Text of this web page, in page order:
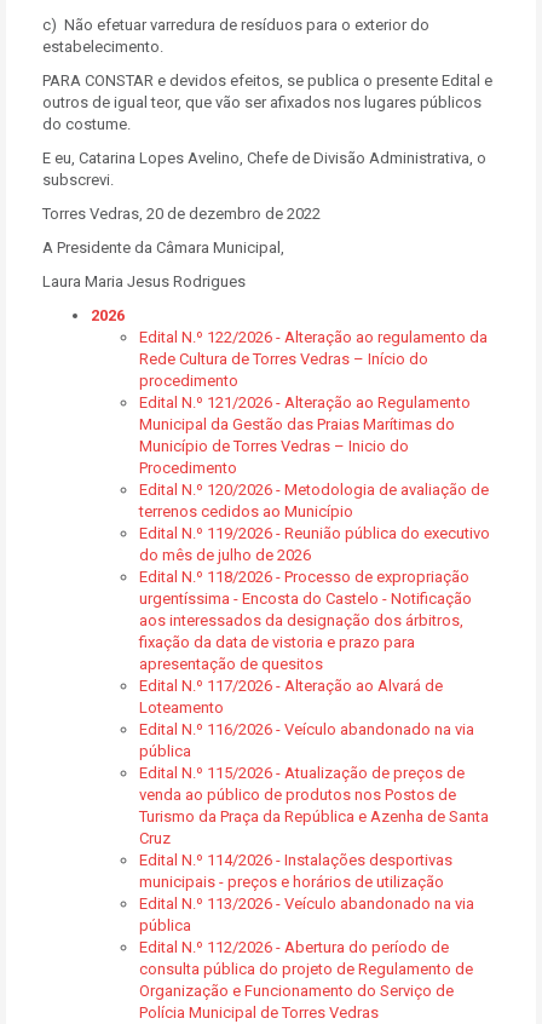
c) Não efetuar varredura de resíduos para o exterior do
estabelecimento.
PARA CONSTAR e devidos efeitos, se publica o presente Edital e
outros de igual teor, que vão ser afixados nos lugares públicos
do costume.
E eu, Catarina Lopes Avelino, Chefe de Divisão Administrativa, o
subscrevi.
Torres Vedras, 20 de dezembro de 2022
A Presidente da Câmara Municipal,
Laura Maria Jesus Rodrigues
2026
Edital N.º 122/2026 - Alteração ao regulamento da
Rede Cultura de Torres Vedras – Início do
procedimento
Edital N.º 121/2026 - Alteração ao Regulamento
Municipal da Gestão das Praias Marítimas do
Município de Torres Vedras – Inicio do
Procedimento
Edital N.º 120/2026 - Metodologia de avaliação de
terrenos cedidos ao Município
Edital N.º 119/2026 - Reunião pública do executivo
do mês de julho de 2026
Edital N.º 118/2026 - Processo de expropriação
urgentíssima - Encosta do Castelo - Notificação
aos interessados da designação dos árbitros,
fixação da data de vistoria e prazo para
apresentação de quesitos
Edital N.º 117/2026 - Alteração ao Alvará de
Loteamento
Edital N.º 116/2026 - Veículo abandonado na via
pública
Edital N.º 115/2026 - Atualização de preços de
venda ao público de produtos nos Postos de
Turismo da Praça da República e Azenha de Santa
Cruz
Edital N.º 114/2026 - Instalações desportivas
municipais - preços e horários de utilização
Edital N.º 113/2026 - Veículo abandonado na via
pública
Edital N.º 112/2026 - Abertura do período de
consulta pública do projeto de Regulamento de
Organização e Funcionamento do Serviço de
Polícia Municipal de Torres Vedras